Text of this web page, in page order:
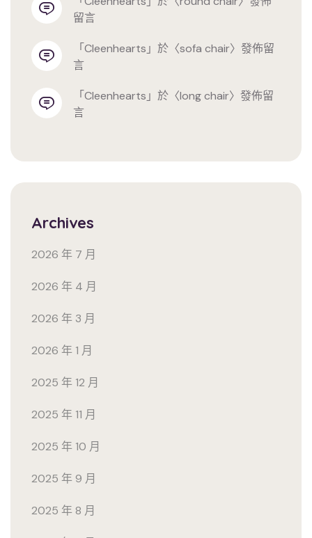
留言
「 cleenhearts 」於〈sofa chair〉發佈留
言
「 cleenhearts 」於〈long chair〉發佈留
言
Archives
2026 年 7 月
2026 年 4 月
2026 年 3 月
2026 年 1 月
2025 年 12 月
2025 年 11 月
2025 年 10 月
2025 年 9 月
2025 年 8 月